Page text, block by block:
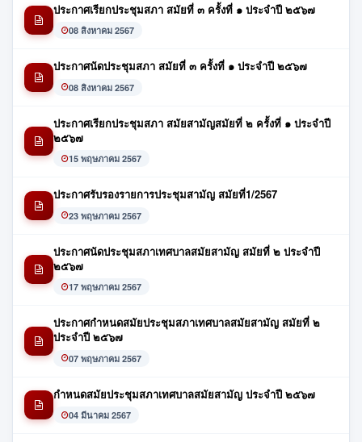
ประกาศเรียกประชุมสภา สมัยที่ ๓ ครั้งที่ ๑ ประจำปี ๒๕๖๗
08 สิงหาคม 2567
ประกาศนัดประชุมสภา สมัยที่ ๓ ครั้งที่ ๑ ประจำปี ๒๕๖๗
08 สิงหาคม 2567
ประกาศเรียกประชุมสภา สมัยสามัญสมัยที่ ๒ ครั้งที่ ๑ ประจำปี
๒๕๖๗
15 พฤษภาคม 2567
ประกาศรับรองรายการประชุมสามัญ สมัยที่1/2567
23 พฤษภาคม 2567
ประกาศนัดประชุมสภาเทศบาลสมัยสามัญ สมัยที่ ๒ ประจำปี
๒๕๖๗
17 พฤษภาคม 2567
ประกาศกำหนดสมัยประชุมสภาเทศบาลสมัยสามัญ สมัยที่ ๒
ประจำปี ๒๕๖๗
07 พฤษภาคม 2567
กำหนดสมัยประชุมสภาเทศบาลสมัยสามัญ ประจำปี ๒๕๖๗
04 มีนาคม 2567